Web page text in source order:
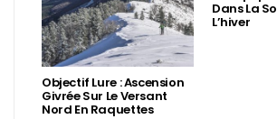
Objectif Lure : Ascension
Givrée Sur Le Versant
Nord En Raquettes
Dans La
L’hiver